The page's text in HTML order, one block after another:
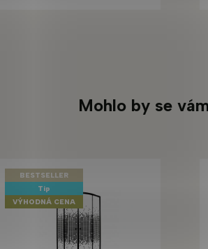
Mohlo by se
BESTSELLER
Tip
VÝHODNÁ CENA